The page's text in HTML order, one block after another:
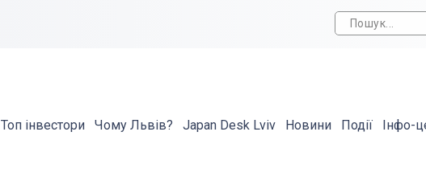
Топ інвестори Чому Львів? Japan Desk Lviv Новини Події Інфо-